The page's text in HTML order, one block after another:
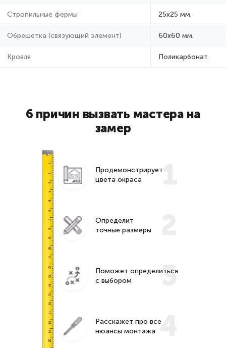
Стропильные фермы 25х25 мм.
Обрешетка (связующий элемент) 60х60 мм.
Кровля Поликарбонат
6 причин вызвать мастера на
замер
1
Продемонстрирует
цвета окраса
Определит
точные размеры
3
Поможет определиться
с выбором
4
Расскажет про все
нюансы монтажа